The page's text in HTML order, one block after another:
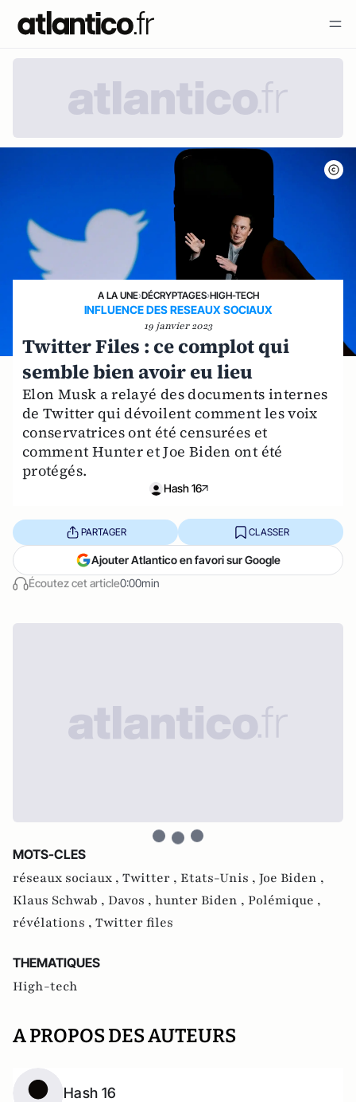
A LA UNE›DÉCRYPTAGES›HIGH-TECH
INFLUENCE DES RESEAUX SOCIAUX
19 janvier 2023
Twitter Files : ce complot qui
semble bien avoir eu lieu
Elon Musk a relayé des documents internes
de Twitter qui dévoilent comment les voix
conservatrices ont été censurées et
comment Hunter et Joe Biden ont été
protégés.
Hash 16
Écoutez cet article0:00min
PARTAGER CLASSER
Ajouter Atlantico en favori sur Google
MOTS-CLES
réseaux sociaux , Twitter , Etats-Unis , Joe Biden ,
Klaus Schwab , Davos , hunter Biden , Polémique ,
révélations , Twitter files
THEMATIQUES
High-tech
A PROPOS DES AUTEURS
Hash 16